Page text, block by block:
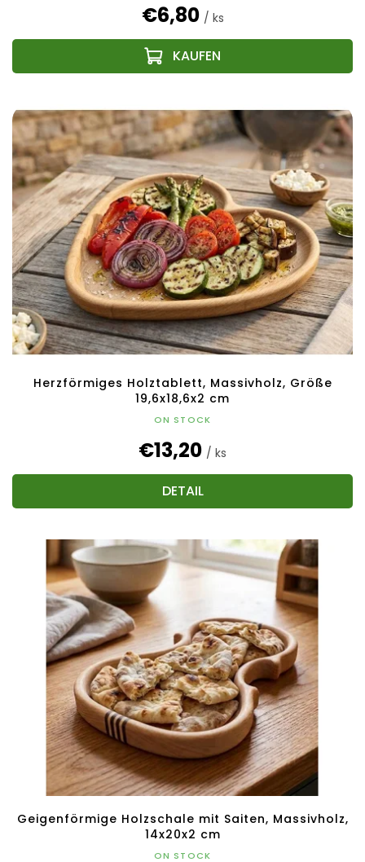
€6,80 / ks
Herzförmiges Holztablett, Massivholz, Größe
19,6x18,6x2 cm
ON STOCK
€13,20 / ks
DETAIL
Geigenförmige Holzschale mit Saiten, Massivholz,
14x20x2 cm
ON STOCK